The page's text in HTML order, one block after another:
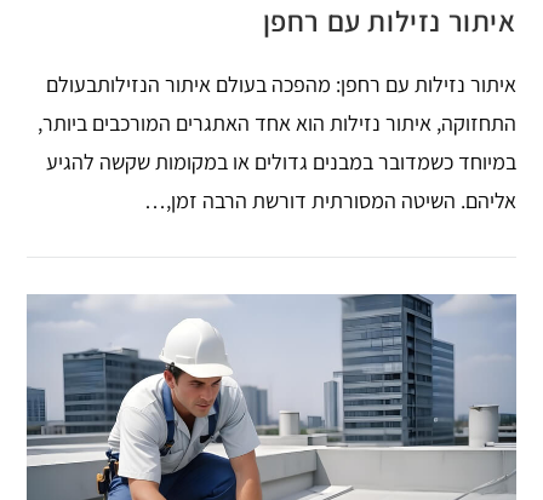
איתור נזילות עם רחפן
איתור נזילות עם רחפן: מהפכה בעולם איתור הנזילותבעולם
התחזוקה, איתור נזילות הוא אחד האתגרים המורכבים ביותר,
במיוחד כשמדובר במבנים גדולים או במקומות שקשה להגיע
אליהם. השיטה המסורתית דורשת הרבה זמן,…